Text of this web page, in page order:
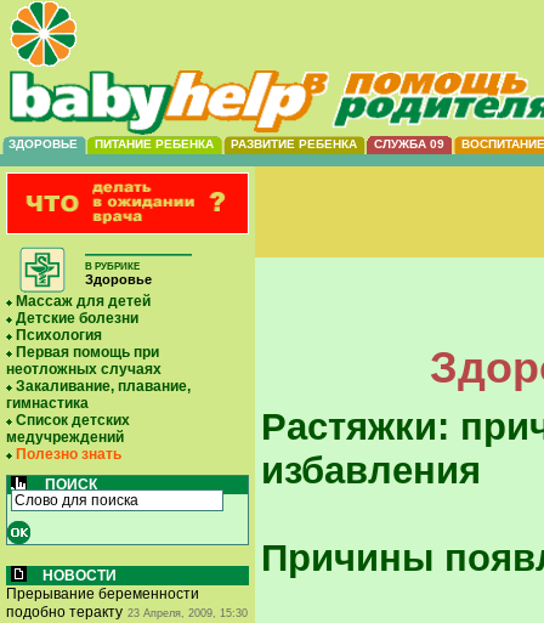
ЗДОРОВЬЕ ПИТАНИЕ РЕБЕНКА РАЗВИТИЕ РЕБЕНКА СЛУЖБА 09 ВОСПИТАНИЕ
В РУБРИКЕ
Здоровье
Массаж для детей
Детские болезни
Психология
Первая помощь при
неотложных случаях
Закаливание, плавание,
гимнастика
Список детских
медучреждений
Полезно знать
ПОИСК
НОВОСТИ
Прерывание беременности
подобно теракту 23 Апреля, 2009, 15:30
Растяжки:
избавления
Причины